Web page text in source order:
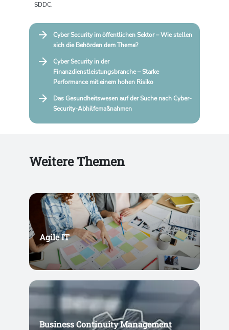
SDDC.
Cyber Security im öffentlichen Sektor – Wie stellen
sich die Behörden dem Thema?
Cyber Security in der
Finanzdienstleistungsbranche – Starke
Performance mit einem hohen Risiko
Das Gesundheitswesen auf der Suche nach Cyber-
Security-Abhilfemaßnahmen
Weitere Themen
Agile IT
Business Continuity Management